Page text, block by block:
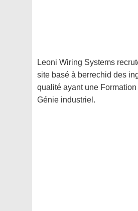
Leoni Wiring Systems
site basé à berrechid des
qualité ayant une
Génie industriel.